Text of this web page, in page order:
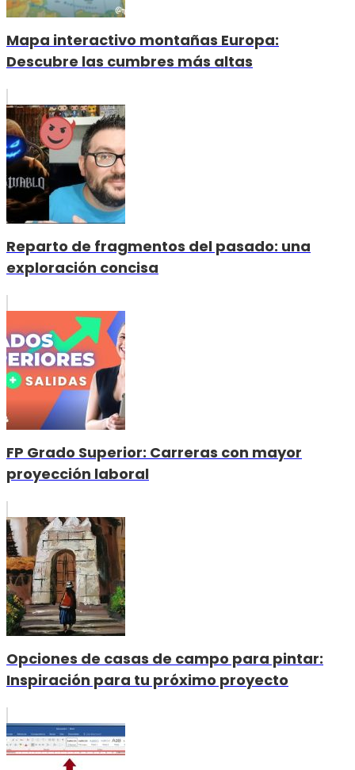
Mapa interactivo montañas Europa:
Descubre las cumbres más altas
Reparto de fragmentos del pasado: una
exploración concisa
FP Grado Superior: Carreras con mayor
proyección laboral
Opciones de casas de campo para pintar:
Inspiración para tu próximo proyecto